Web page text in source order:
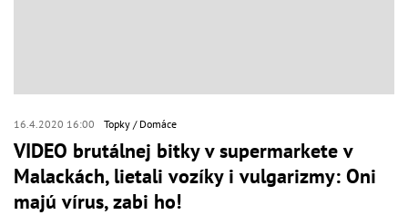
16.4.2020 16:00 Topky Domáce
VIDEO brutálnej bitky v supermarkete v
Malackách, lietali vozíky i vulgarizmy: Oni
majú vírus, zabi ho!